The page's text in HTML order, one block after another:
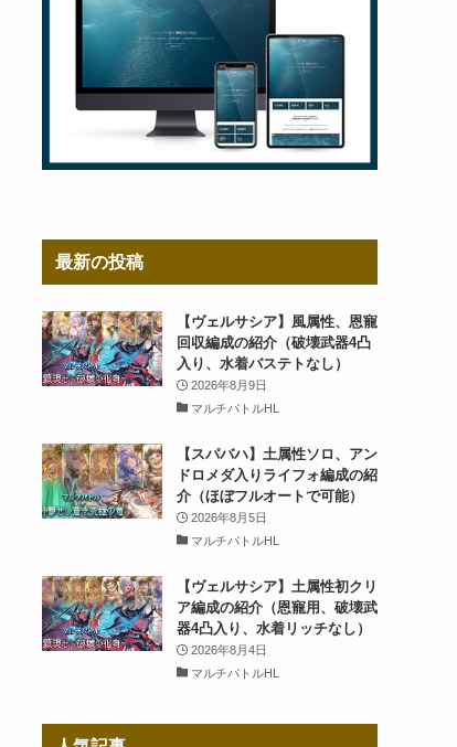
最新の投稿
【ヴェルサシア】風属性、恩寵
回収編成の紹介（破壊武器4凸
入り、水着バステトなし）
2026年8月9日
マルチバトルHL
【スパバハ】土属性ソロ、アン
ドロメダ入りライフォ編成の紹
介（ほぼフルオートで可能）
2026年8月5日
マルチバトルHL
【ヴェルサシア】土属性初クリ
ア編成の紹介（恩寵用、破壊武
器4凸入り、水着リッチなし）
2026年8月4日
マルチバトルHL